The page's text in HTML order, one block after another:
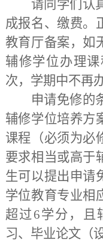
请同学们认
成报名、缴费。
教育厅备案，如
辅修学位办理
次，学期中不再
申请免修的
辅修学位培养方
课程（必须为必
要求相当或高于
生可以提出申请
学位教育专业相
超过6学分，且
习、毕业论文（